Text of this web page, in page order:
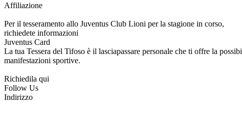
Affiliazione
Per il tesseramento allo Juventus Club Lioni per la stagione in corso,
richiedete informazioni
Juventus Card
La tua Tessera del Tifoso è il lasciapassare personale che ti offre la
manifestazioni sportive.
Richiedila qui
Follow Us
Indirizzo